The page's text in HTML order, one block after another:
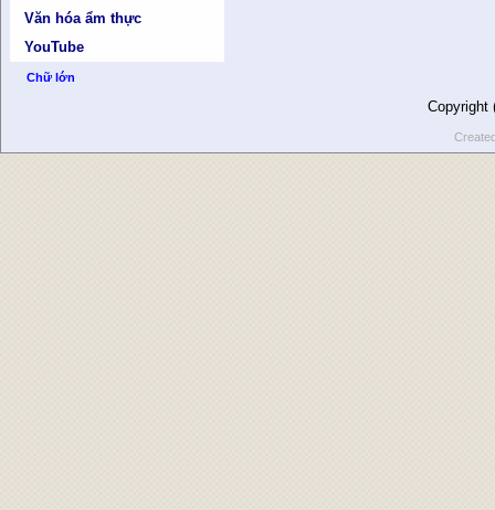
Văn hóa ẩm thực
YouTube
Chữ lớn
Copyright